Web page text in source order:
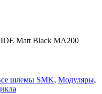
Matt Black MA200
шлемы SMK, Модуляры,